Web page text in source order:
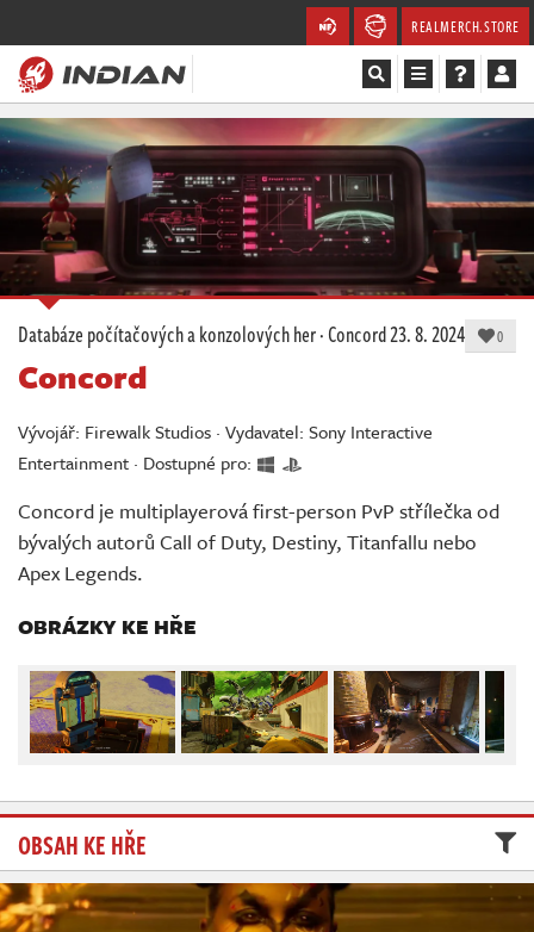
REALMERCH.STORE
Magazín
Recenze
Videa
Soutěže
Databáze
Komunita
Živě
Databáze počítačových a konzolových her·Concord23. 8. 2024 0
Concord
Vývojář: Firewalk Studios · Vydavatel: Sony Interactive
Entertainment · Dostupné pro:
Concord je multiplayerová first-person PvP střílečka od
bývalých autorů Call of Duty, Destiny, Titanfallu nebo
Apex Legends.
OBRÁZKY KE HŘE
OBSAH KE HŘE